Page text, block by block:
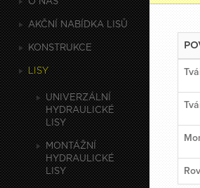
AKČNÍ NABÍDKA LISŮ
KONSTRUKCE
LISY
UNIVERZÁLNÍ
HYDRAULICKÉ
LISY
MONTÁŽNÍ
HYDRAULICKÉ
LISY